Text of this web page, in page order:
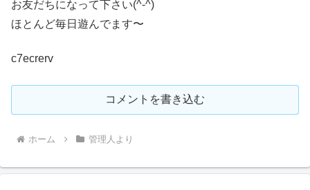
お友だちになって下さい(^-^)
ほとんど毎日遊んでます〜
c7ecrerv
コメントを書き込む
ホーム 管理人より